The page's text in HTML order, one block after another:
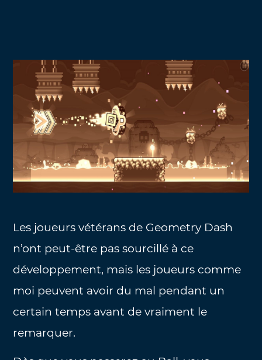
Les joueurs vétérans de Geometry Dash
n’ont peut-être pas sourcillé à ce
développement, mais les joueurs comme
moi peuvent avoir du mal pendant un
certain temps avant de vraiment le
remarquer.